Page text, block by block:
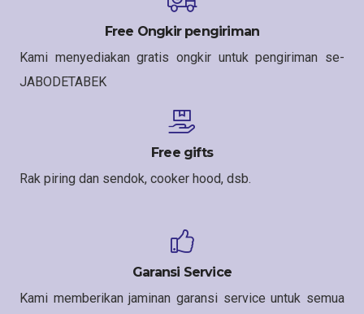
Free Ongkir pengiriman
Kami menyediakan gratis ongkir untuk pengiriman se-
JABODETABEK
Free gifts
Rak piring dan sendok, cooker hood, dsb.
Garansi Service
Kami memberikan jaminan garansi service untuk semua